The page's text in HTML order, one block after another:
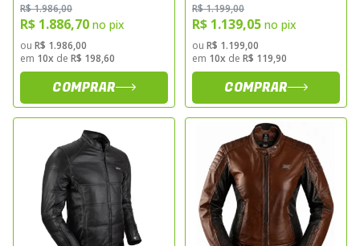
R$ 1.986,00
R$ 1.886,70 no pix
ou R$ 1.986,00
em 10x de R$ 198,60
COMPRAR
R$ 1.199,00
R$ 1.139,05 no pix
ou R$ 1.199,00
em 10x de R$ 119,90
COMPRAR